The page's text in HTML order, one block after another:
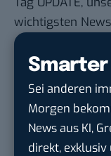
Smarter
Sei anderen
Morgen
News aus KI,
direkt,
wichtigsten
damit ihren
kostenlos